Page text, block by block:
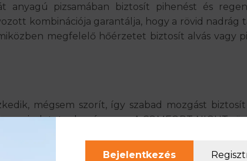
pizsamában biztosít pihenést és
kombinációja garantálja, hogy a rövid nadrág
megfelelő hőérzetet biztosít alvás vagy
mégsem szorít, így szabad mozgást
viseletet ad egész nap. A COMFORT NIGHT
olvasáshoz, filmnézéshez vagy akár könnyed
kiegészítője, amelyben minden mozdulat
Bejelentkezés